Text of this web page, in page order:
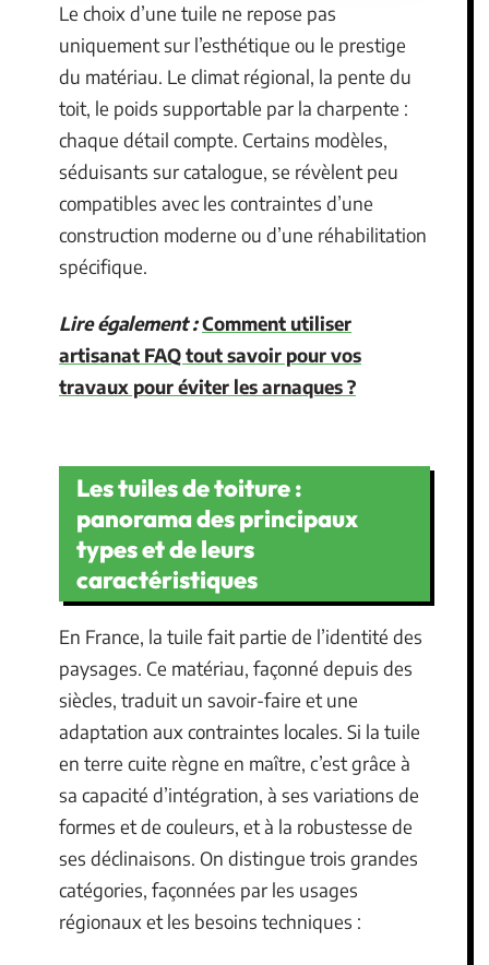
Le choix d’une tuile ne repose pas
uniquement sur l’esthétique ou le prestige
du matériau. Le climat régional, la pente du
toit, le poids supportable par la charpente :
chaque détail compte. Certains modèles,
séduisants sur catalogue, se révèlent peu
compatibles avec les contraintes d’une
construction moderne ou d’une réhabilitation
spécifique.
Lire également :Comment utiliser
artisanat FAQ tout savoir pour vos
travaux pour éviter les arnaques ?
Les tuiles de toiture :
panorama des principaux
types et de leurs
caractéristiques
En France, la tuile fait partie de l’identité des
paysages. Ce matériau, façonné depuis des
siècles, traduit un savoir-faire et une
adaptation aux contraintes locales. Si la tuile
en terre cuite règne en maître, c’est grâce à
sa capacité d’intégration, à ses variations de
formes et de couleurs, et à la robustesse de
ses déclinaisons. On distingue trois grandes
catégories, façonnées par les usages
régionaux et les besoins techniques :